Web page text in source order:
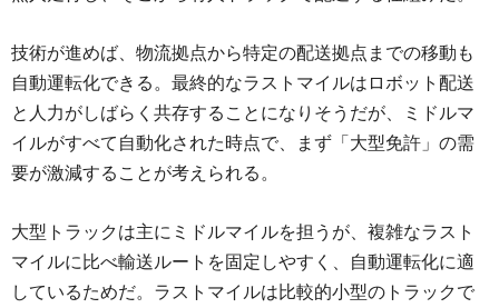
技術が進めば、物流拠点から特定の配送拠点までの移動も
自動運転化できる。最終的なラストマイルはロボット配送
と人力がしばらく共存することになりそうだが、ミドルマ
イルがすべて自動化された時点で、まず「大型免許」の需
要が激減することが考えられる。
大型トラックは主にミドルマイルを担うが、複雑なラスト
マイルに比べ輸送ルートを固定しやすく、自動運転化に適
しているためだ。ラストマイルは比較的小型のトラックで